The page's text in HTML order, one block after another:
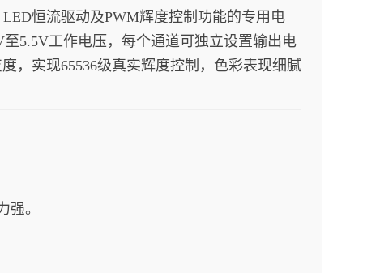
恒流驱动及PWM辉度控制功能的专用电
5.5V工作电压，每个通道可独立设置输出电
，实现65536级真实辉度控制，色彩表现细腻
。